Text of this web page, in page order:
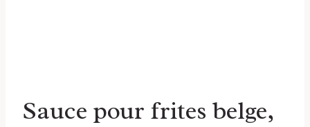
Sauce pour frites belge,